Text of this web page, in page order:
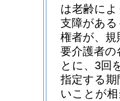
は老齢に
支障があ
権者が、
要介護者
とに、3回
指定する期
いことが